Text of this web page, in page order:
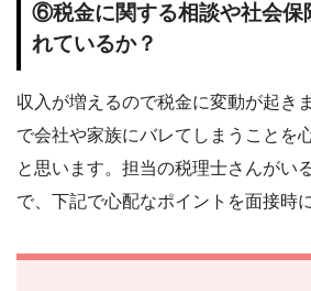
⑥税金に関する相談や社会保
れているか？
収入が増えるので税金に変動が起き
で会社や家族にバレてしまうことを
と思います。担当の税理士さんがい
で、下記で心配なポイントを面接時